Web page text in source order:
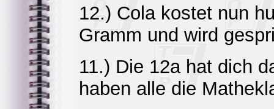
12.) Cola kostet nun
Gramm und wird
11.) Die 12a hat dich
haben alle die